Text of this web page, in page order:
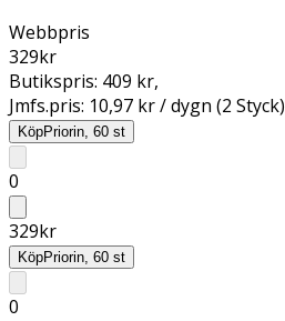
Webbpris
329kr
Butikspris: 409 kr,
Jmfs.pris: 10,97 kr / dygn (2 Styck)
KöpPriorin, 60 st
0
329kr
KöpPriorin, 60 st
0